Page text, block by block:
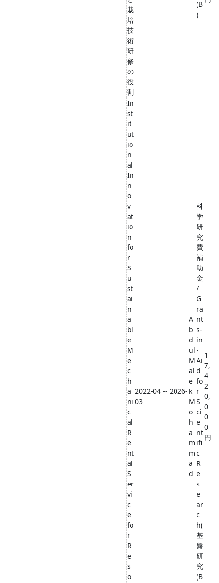
栽
培
技
術
研
修
の
役
割
(B
)
In
st
it
ut
io
n
al
In
n
o
v
at
io
n
fo
r
S
u
st
ai
n
a
bl
e
M
e
c
h
a
ni
c
al
R
e
nt
al
S
er
vi
c
e
fo
r
R
e
s
o
2022-04 -- 2026-
03
A
b
d
ul
M
al
e
k
M
o
h
a
m
m
a
d
科
学
研
究
費
補
助
金
/
G
ra
nt
s-
in
-
Ai
d
fo
r
S
ci
e
nt
ifi
c
R
e
s
e
ar
c
h(
基
盤
研
究
(B
1
7,
4
2
0,
0
0
0
円